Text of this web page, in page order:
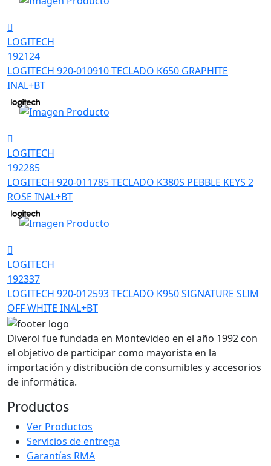
LOGITECH
192124
LOGITECH 920-010910 TECLADO K650 GRAPHITE
INAL+BT
LOGITECH
192285
LOGITECH 920-011785 TECLADO K380S PEBBLE KEYS 2
ROSE INAL+BT
LOGITECH
192337
LOGITECH 920-012593 TECLADO K950 SIGNATURE SLIM
OFF WHITE INAL+BT
Diverol fue fundada en Montevideo en el año 1992 con
el objetivo de participar como mayorista en la
importación y distribución de consumibles y accesorios
de informática.
Productos
Ver Productos
Servicios de entrega
Garantías RMA